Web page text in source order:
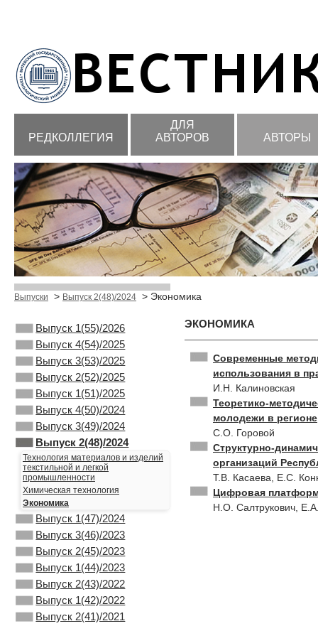
РЕДКОЛЛЕГИЯ
ДЛЯ
АВТОРОВ
АВТОРЫ
Выпуски > Выпуск 2(48)/2024 > Экономика
Выпуск 1(55)/2026
Выпуск 4(54)/2025
Выпуск 3(53)/2025
Выпуск 2(52)/2025
Выпуск 1(51)/2025
Выпуск 4(50)/2024
Выпуск 3(49)/2024
Выпуск 2(48)/2024
Технология материалов и изделий
текстильной и легкой
промышленности
Химическая технология
Экономика
Выпуск 1(47)/2024
Выпуск 3(46)/2023
Выпуск 2(45)/2023
Выпуск 1(44)/2023
Выпуск 2(43)/2022
Выпуск 1(42)/2022
Выпуск 2(41)/2021
ЭКОНОМИКА
Современные
использования в
И.Н. Калиновская
Теоретико-
молодежи в регионе
С.О. Горовой
Структурно-
организаций
Т.В. Касаева, Е.С.
Цифровая
Н.О. Салтрукович,